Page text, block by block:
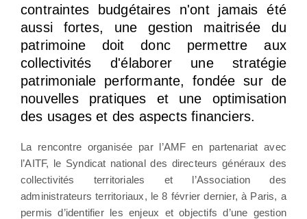
contraintes budgétaires n'ont jamais été
aussi fortes, une gestion maitrisée du
patrimoine doit donc permettre aux
collectivités d'élaborer une stratégie
patrimoniale performante, fondée sur de
nouvelles pratiques et une optimisation
des usages et des aspects financiers.
La rencontre organisée par l’AMF en partenariat avec
l’AITF, le Syndicat national des directeurs généraux des
collectivités territoriales et l’Association des
administrateurs territoriaux, le 8 février dernier, à Paris, a
permis d’identifier les enjeux et objectifs d’une gestion